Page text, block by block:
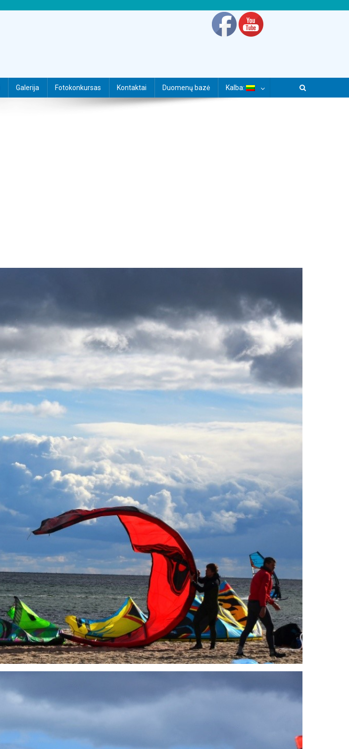
Galerija Fotokonkursas Kontaktai Duomenų bazė Kalba: